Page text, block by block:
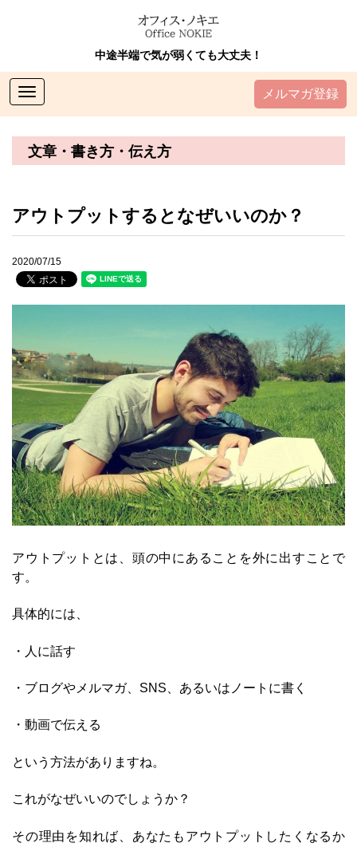
中途半端で気が弱くても大丈夫！
Toggle
navigation
メルマガ登録
文章・書き方・伝え方
アウトプットするとなぜいいのか？
2020/07/15
アウトプットとは、頭の中にあることを外に出すことで
す。
具体的には、
・人に話す
・ブログやメルマガ、SNS、あるいはノートに書く
・動画で伝える
という方法がありますね。
これがなぜいいのでしょうか？
その理由を知れば、あなたもアウトプットしたくなるか